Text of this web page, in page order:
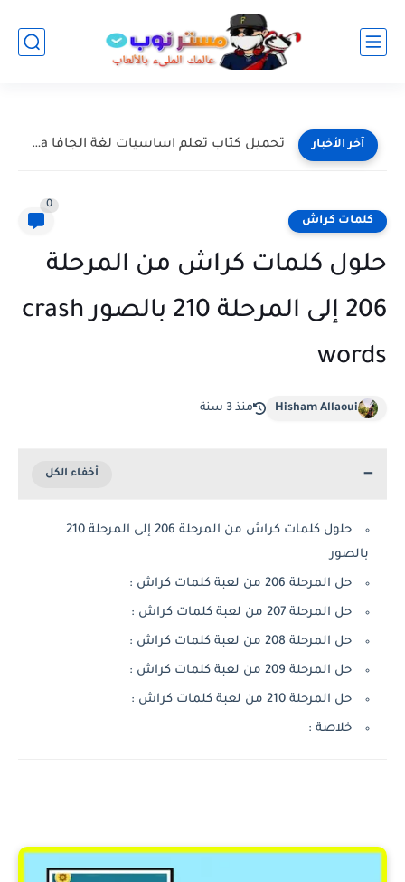
آخر الأخبار حل كلمات كراش المراحل 981 982 983 984 985 بسيطة...
كلمات كراش
0
حلول كلمات كراش من المرحلة
206 إلى المرحلة 210 بالصور crash
words
Hisham Allaoui منذ 3 سنة
حلول كلمات كراش من المرحلة 206 إلى المرحلة 210
بالصور
حل المرحلة 206 من لعبة كلمات كراش :
حل المرحلة 207 من لعبة كلمات كراش :
حل المرحلة 208 من لعبة كلمات كراش :
حل المرحلة 209 من لعبة كلمات كراش :
حل المرحلة 210 من لعبة كلمات كراش :
خلاصة :